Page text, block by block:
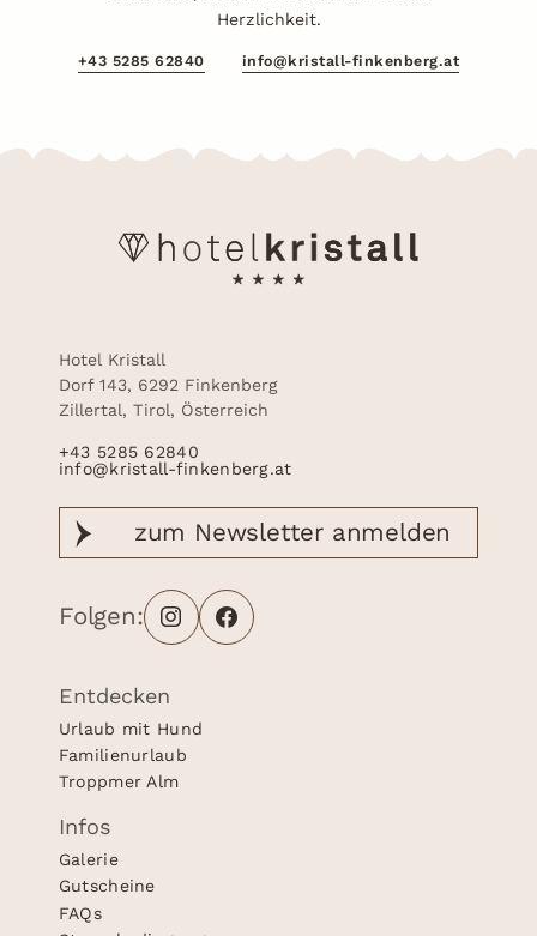
Herzlichkeit.
+43 5285 62840 info@kristall-finkenberg.at
zum Newsletter anmelden
Folgen:
Hotel Kristall
Dorf 143, 6292 Finkenberg
Zillertal, Tirol, Österreich
+43 5285 62840
info@kristall-finkenberg.at
Entdecken
Urlaub mit Hund
Familienurlaub
Troppmer Alm
Infos
Galerie
Gutscheine
FAQs